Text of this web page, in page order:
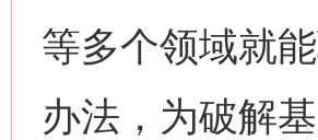
等多个领域就
办法，为破解